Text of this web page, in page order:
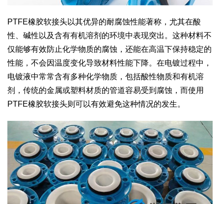
PTFE橡胶软接头以其优异的耐腐蚀性能著称，尤其在酸
性、碱性以及含有有机溶剂的环境中表现突出。这种材料不
仅能够有效防止化学物质的腐蚀，还能在高温下保持稳定的
性能，不会因温度变化导致材料性能下降。在电镀过程中，
电镀液中常常含有多种化学物质，包括酸性物质和有机溶
剂，传统的金属或塑料材质的管道容易受到腐蚀，而使用
PTFE橡胶软接头则可以有效避免这种情况的发生。